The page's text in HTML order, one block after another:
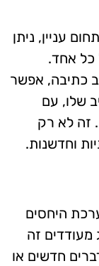
עניין, ניתן
כל אחד.
כתיבה, אפשר
שלו, עם
זה לא רק
וחדשנות.
היחסים
זה
חדשים או